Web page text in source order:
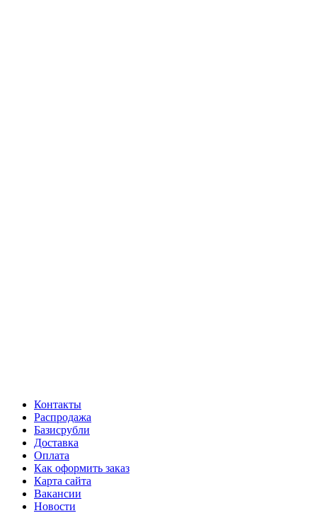
Контакты
Распродажа
Базисрубли
Доставка
Оплата
Как оформить заказ
Карта сайта
Вакансии
Новости